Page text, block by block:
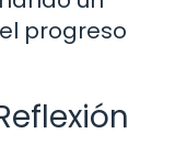
progreso